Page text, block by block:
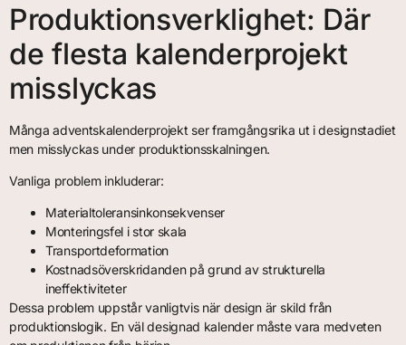
Produktionsverklighet: Där
de flesta kalenderprojekt
misslyckas
Många adventskalenderprojekt ser framgångsrika ut i designstadiet
men misslyckas under produktionsskalningen.
Vanliga problem inkluderar:
Materialtoleransinkonsekvenser
Monteringsfel i stor skala
Transportdeformation
Kostnadsöverskridanden på grund av strukturella
ineffektiviteter
Dessa problem uppstår vanligtvis när design är skild från
produktionslogik. En väl designad kalender måste vara medveten